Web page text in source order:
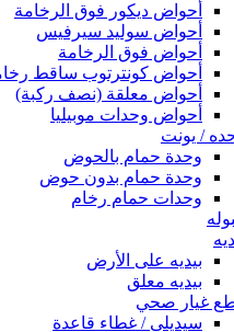
أحواض ديكور فوق الرخامة
أحواض سوليد سيرفيس
أحواض فوق الرخامة
أحواض كونترتوب ساقط
أحواض معلقة (نصف ركبة)
أحواض وحدات موبيليا
/ يونت
وحدة حمام بالحوض
وحدة حمام بدون حوض
وحدات حمام رخام
بيديه على الأرض
بيديه معلق
غيار صحي
سيديلى / غطاء قاعدة